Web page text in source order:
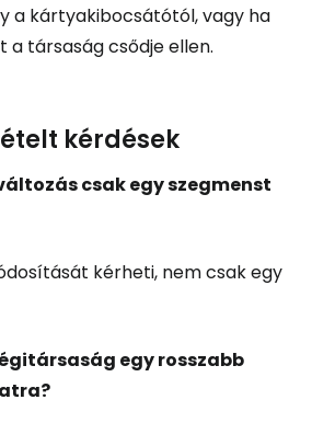
a kártyakibocsátótól, vagy ha
a társaság csődje ellen.
kérdések
csak egy szegmenst
kérheti, nem csak egy
egy rosszabb